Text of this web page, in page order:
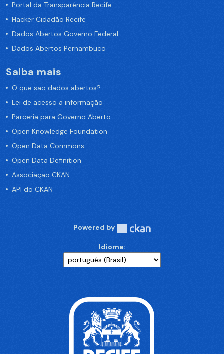
Portal da Transparência Recife
Hacker Cidadão Recife
Dados Abertos Governo Federal
Dados Abertos Pernambuco
Saiba mais
O que são dados abertos?
Lei de acesso a informação
Parceria para Governo Aberto
Open Knowledge Foundation
Open Data Commons
Open Data Definition
Associação CKAN
API do CKAN
Powered by
Idioma